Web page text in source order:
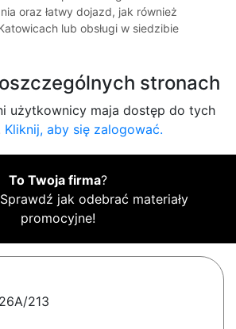
oraz łatwy dojazd, jak również
lub obsługi w siedzibie
stronach
użytkownicy maja dostęp do tych
Kliknij, aby się zalogować.
To Twoja firma?
Sprawdź jak odebrać materiały
promocyjne!
213